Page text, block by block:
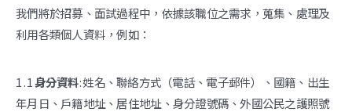
我們將於招募、面試過程中，依據該職位之需求，蒐集、處理及
利用各類個人資料，例如：
1 . 1身分資料: 姓名、聯絡方式（電話、電子郵件）、國籍、出生
年月日、戶籍地址、居住地址、身分證號碼、外國公民之護照號